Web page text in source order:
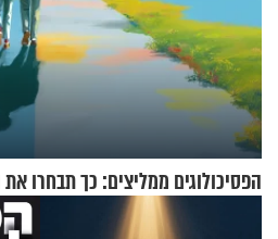
הפסיכולוגים ממליצים: כך תבחרו